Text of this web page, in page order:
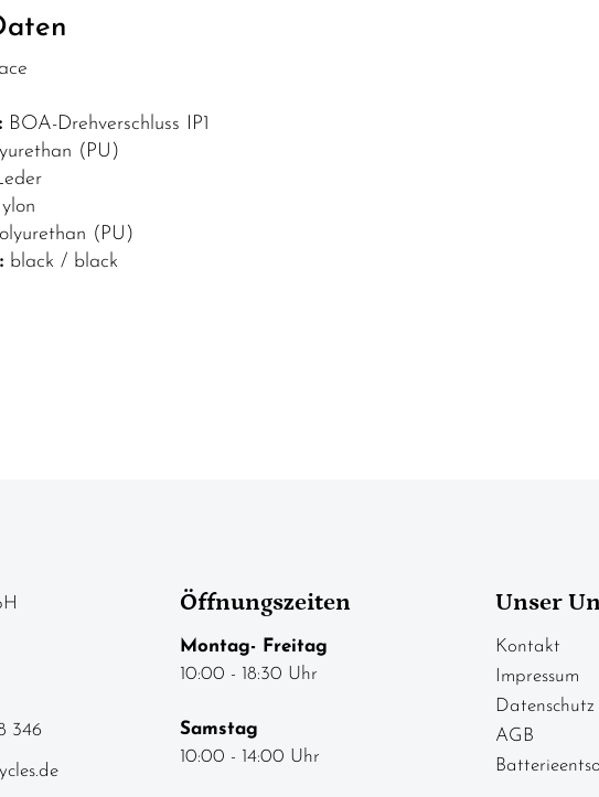
BOA-Drehverschluss IP1
(PU)
(PU)
black / black
346
Öffnungszeiten
Montag- Freitag
10:00 - 18:30 Uhr
Samstag
10:00 - 14:00 Uhr
Unser
Kontakt
Impressum
Datenschutz
AGB